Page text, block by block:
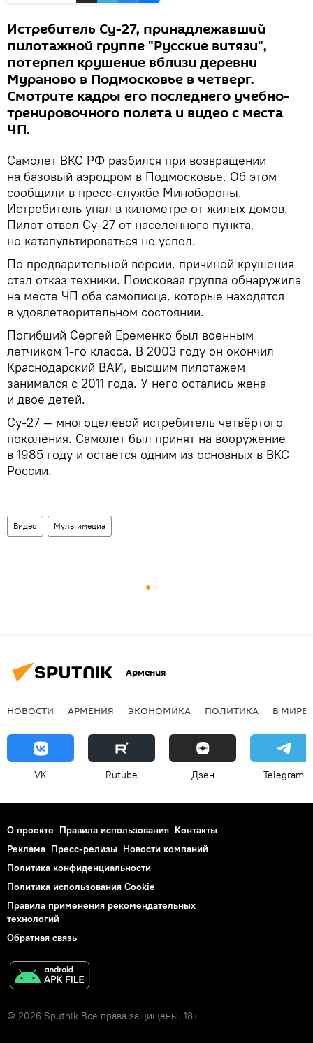
Истребитель Су-27, принадлежавший
пилотажной группе "Русские витязи",
потерпел крушение вблизи деревни
Мураново в Подмосковье в четверг.
Смотрите кадры его последнего учебно-
тренировочного полета и видео с места
ЧП.
Самолет ВКС РФ разбился при возвращении
на базовый аэродром в Подмосковье. Об этом
сообщили в пресс-службе Минобороны.
Истребитель упал в километре от жилых домов.
Пилот отвел Су-27 от населенного пункта,
но катапультироваться не успел.
По предварительной версии, причиной крушения
стал отказ техники. Поисковая группа обнаружила
на месте ЧП оба самописца, которые находятся
в удовлетворительном состоянии.
Погибший Сергей Еременко был военным
летчиком 1-го класса. В 2003 году он окончил
Краснодарский ВАИ, высшим пилотажем
занимался с 2011 года. У него остались жена
и двое детей.
Су-27 — многоцелевой истребитель четвёртого
поколения. Самолет был принят на вооружение
в 1985 году и остается одним из основных в ВКС
России.
Видео Мультимедиа
Армения
НОВОСТИ АРМЕНИЯ ЭКОНОМИКА ПОЛИТИКА В МИРЕ
VK Rutube Дзен Telegram
О проекте Правила использования Контакты
Реклама Пресс-релизы Новости компаний
Политика конфиденциальности
Политика использования Cookie
Правила применения рекомендательных
технологий
Обратная связь
© 2026 Sputnik Все права защищены. 18+